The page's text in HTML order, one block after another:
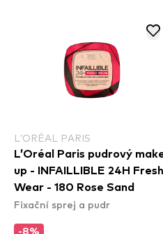
L’ORÉAL PARIS
L’Oréal Paris pudrový
up - INFAILLIBLE 24H Fresh
Wear - 180 Rose Sand
Fixační sprej a pudr
-8%